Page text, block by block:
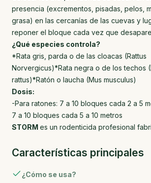
presencia (excrementos, pisadas, pelos,
grasa) en las cercanías de las cuevas y
reponer el bloque cada vez que
¿Qué especies controla?
*Rata gris, parda o de las cloacas (Rattus
Norvergicus)*Rata negra o de los techos
rattus)*Ratón o laucha (Mus musculus)
Dosis:
-Para ratones: 7 a 10 bloques cada 2 a 5
7 a 10 bloques cada 5 a 10 metros
STORM es un rodenticida profesional
Características principales
¿Cómo se usa?